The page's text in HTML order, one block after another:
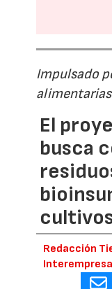
Impulsado
El
busca
Redacción